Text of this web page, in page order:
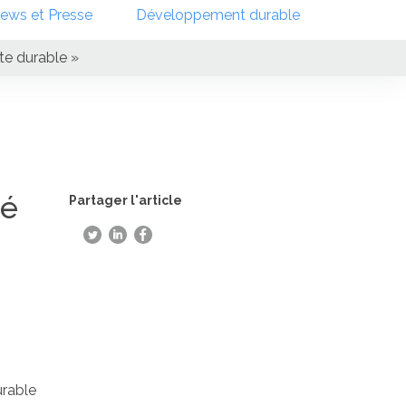
et Presse Développement durable
durable »
Partager l'article